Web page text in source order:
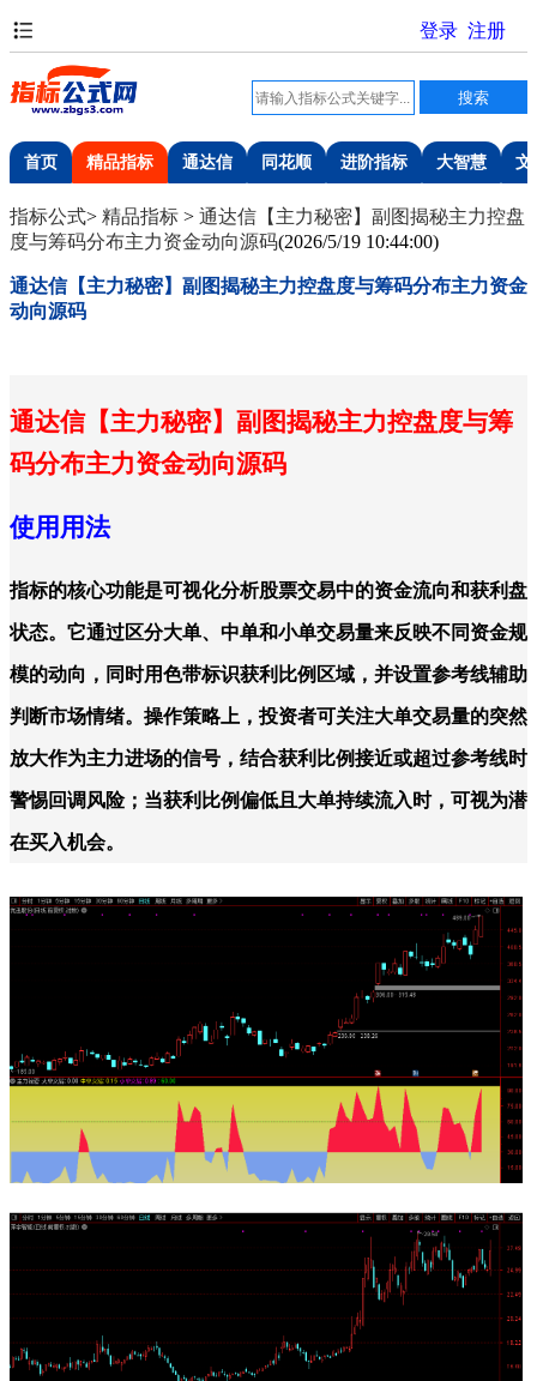
首页 精品指标 通达信 同花顺 进阶指标 大智慧 文
指标公式> 精品指标 > 通达信【主力秘密】副图揭秘主力控盘
度与筹码分布主力资金动向源码(2026/5/19 10:44:00)
通达信【主力秘密】副图揭秘主力控盘度与筹码分布主力资金
动向源码
通达信【主力秘密】副图揭秘主力控盘度与筹
码分布主力资金动向源码
使用用法
指标的核心功能是可视化分析股票交易中的资金流向和获利盘
状态。它通过区分大单、中单和小单交易量来反映不同资金规
模的动向，同时用色带标识获利比例区域，并设置参考线辅助
判断市场情绪。操作策略上，投资者可关注大单交易量的突然
放大作为主力进场的信号，结合获利比例接近或超过参考线时
警惕回调风险；当获利比例偏低且大单持续流入时，可视为潜
在买入机会。